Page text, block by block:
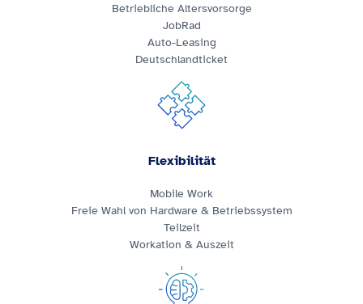
Betriebliche Altersvorsorge
JobRad
Auto-Leasing
Deutschlandticket
Flexibilität
Mobile Work
Freie Wahl von Hardware & Betriebssystem
Teilzeit
Workation & Auszeit